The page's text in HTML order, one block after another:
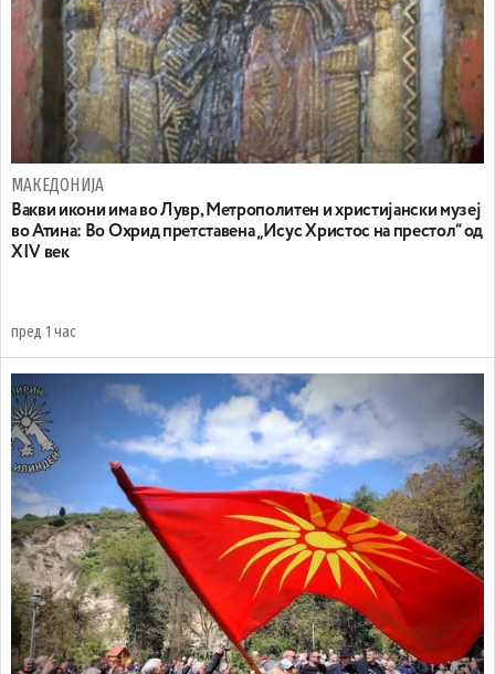
МАКЕДОНИЈА
Вакви икони има во Лувр, Метрополитен и христијански музеј
во Атина: Во Охрид претставена „Исус Христос на престол“ од
XIV век
пред 1 час